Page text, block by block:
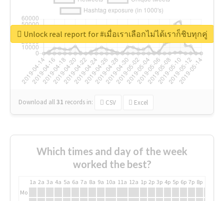
Download all31 records in: CSV Excel
Unlock real report for #เมื่อเราเลือกไม่ได้เราก็ชิบทุกคู่
Which times and day of the week
worked the best?
1a 2a 3a 4a 5a 6a 7a 8a 9a 10a 11a 12a 1p 2p 3p 4p 5p 6p 7p 8p
Mo